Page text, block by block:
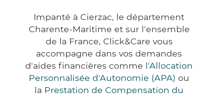
Impanté à Cierzac, le département
Charente-Maritime et sur l'ensemble
de la France, Click&Care vous
accompagne dans vos demandes
d'aides financières comme l'Allocation
Personnalisée d'Autonomie (APA) ou
la Prestation de Compensation du